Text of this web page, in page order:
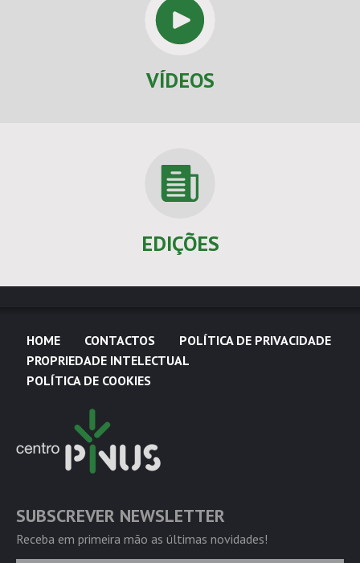
VÍDEOS
EDIÇÕES
HOME CONTACTOS
POLÍTICA DE PRIVACIDADE
PROPRIEDADE INTELECTUAL
POLÍTICA DE COOKIES
SUBSCREVER NEWSLETTER
Receba em primeira mão as últimas novidades!